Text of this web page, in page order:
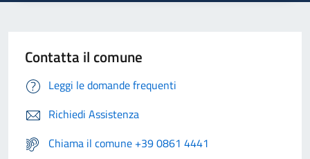
Contatta il comune
Leggi le domande frequenti
Richiedi Assistenza
Chiama il comune +39 0861 4441